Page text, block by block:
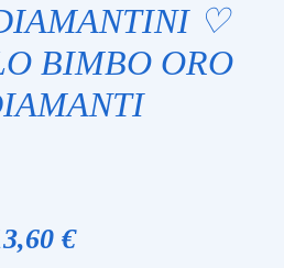
♡
BIMBO ORO
€Prezzo